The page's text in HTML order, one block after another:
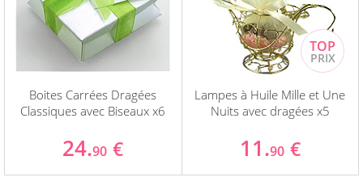
Boites Carrées Dragées
Classiques avec Biseaux x6
24.90 €
Lampes à Huile Mille et Une
Nuits avec dragées x5
11.90 €